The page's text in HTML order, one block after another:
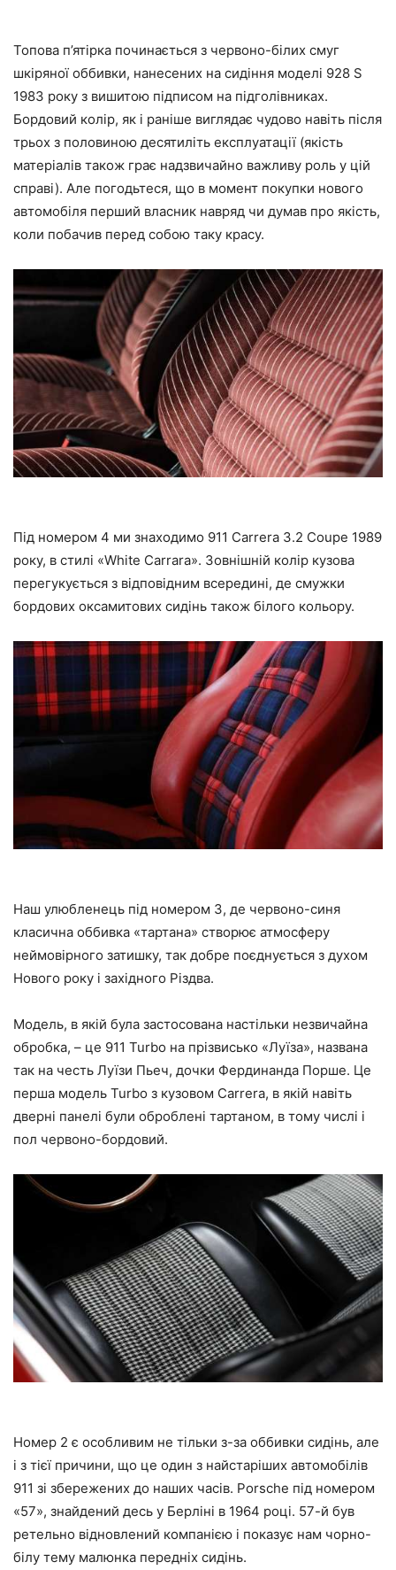
Топова п’ятірка починається з червоно-білих смуг
шкіряної оббивки, нанесених на сидіння моделі 928 S
1983 року з вишитою підписом на підголівниках.
Бордовий колір, як і раніше виглядає чудово навіть після
трьох з половиною десятиліть експлуатації (якість
матеріалів також грає надзвичайно важливу роль у цій
справі). Але погодьтеся, що в момент покупки нового
автомобіля перший власник навряд чи думав про якість,
коли побачив перед собою таку красу.
Під номером 4 ми знаходимо 911 Carrera 3.2 Coupe 1989
року, в стилі «White Carrara». Зовнішній колір кузова
перегукується з відповідним всередині, де смужки
бордових оксамитових сидінь також білого кольору.
Наш улюбленець під номером 3, де червоно-синя
класична оббивка «тартана» створює атмосферу
неймовірного затишку, так добре поєднується з духом
Нового року і західного Різдва.
Модель, в якій була застосована настільки незвичайна
обробка, – це 911 Turbo на прізвисько «Луїза», названа
так на честь Луїзи Пьеч, дочки Фердинанда Порше. Це
перша модель Turbo з кузовом Carrera, в якій навіть
дверні панелі були оброблені тартаном, в тому числі і
пол червоно-бордовий.
Номер 2 є особливим не тільки з-за оббивки сидінь, але
і з тієї причини, що це один з найстаріших автомобілів
911 зі збережених до наших часів. Porsche під номером
«57», знайдений десь у Берліні в 1964 році. 57-й був
ретельно відновлений компанією і показує нам чорно-
білу тему малюнка передніх сидінь.